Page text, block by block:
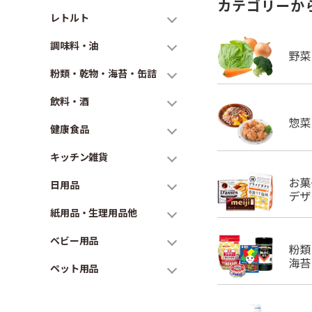
レトルト
調味料・油
粉類・乾物・海苔・缶詰
飲料・酒
健康食品
キッチン雑貨
日用品
紙用品・生理用品他
ベビー用品
ペット用品
カテゴリーか